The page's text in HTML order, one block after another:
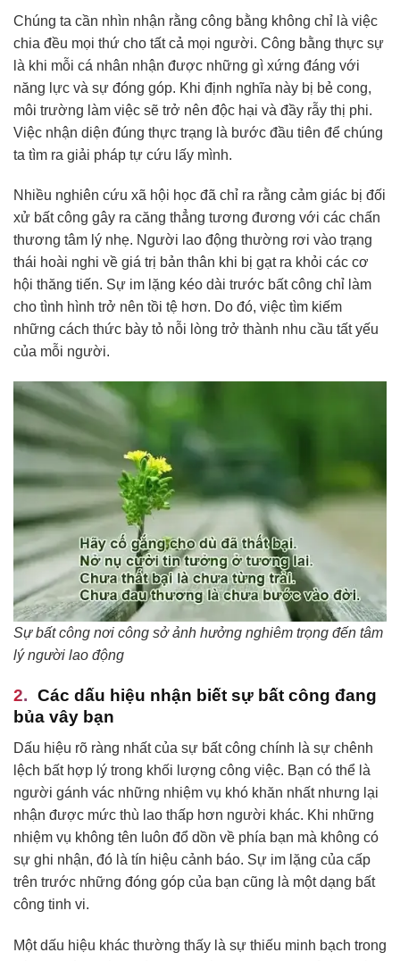
Chúng ta cần nhìn nhận rằng công bằng không chỉ là việc
chia đều mọi thứ cho tất cả mọi người. Công bằng thực sự
là khi mỗi cá nhân nhận được những gì xứng đáng với
năng lực và sự đóng góp. Khi định nghĩa này bị bẻ cong,
môi trường làm việc sẽ trở nên độc hại và đầy rẫy thị phi.
Việc nhận diện đúng thực trạng là bước đầu tiên để chúng
ta tìm ra giải pháp tự cứu lấy mình.
Nhiều nghiên cứu xã hội học đã chỉ ra rằng cảm giác bị đối
xử bất công gây ra căng thẳng tương đương với các chấn
thương tâm lý nhẹ. Người lao động thường rơi vào trạng
thái hoài nghi về giá trị bản thân khi bị gạt ra khỏi các cơ
hội thăng tiến. Sự im lặng kéo dài trước bất công chỉ làm
cho tình hình trở nên tồi tệ hơn. Do đó, việc tìm kiếm
những cách thức bày tỏ nỗi lòng trở thành nhu cầu tất yếu
của mỗi người.
Sự bất công nơi công sở ảnh hưởng nghiêm trọng đến tâm
lý người lao động
Các dấu hiệu nhận biết sự bất công đang
bủa vây bạn
Dấu hiệu rõ ràng nhất của sự bất công chính là sự chênh
lệch bất hợp lý trong khối lượng công việc. Bạn có thể là
người gánh vác những nhiệm vụ khó khăn nhất nhưng lại
nhận được mức thù lao thấp hơn người khác. Khi những
nhiệm vụ không tên luôn đổ dồn về phía bạn mà không có
sự ghi nhận, đó là tín hiệu cảnh báo. Sự im lặng của cấp
trên trước những đóng góp của bạn cũng là một dạng bất
công tinh vi.
Một dấu hiệu khác thường thấy là sự thiếu minh bạch trong